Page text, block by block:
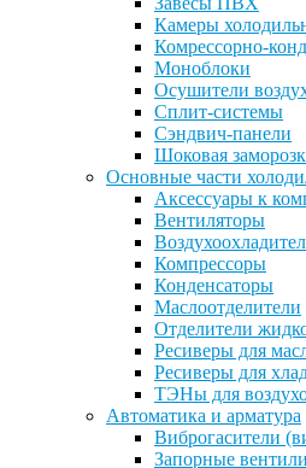
Камеры
Комрессорно-
Моноблоки
Осушители
Сплит-системы
Сэндвич-панели
Шоковая
Основные части
Аксессуары к
Вентиляторы
Компрессоры
Конденсаторы
Маслоотделители
Отделители
Ресиверы для
Ресиверы для
ТЭНы для
Автоматика и арматура
Виброгасители
Запорные вентили